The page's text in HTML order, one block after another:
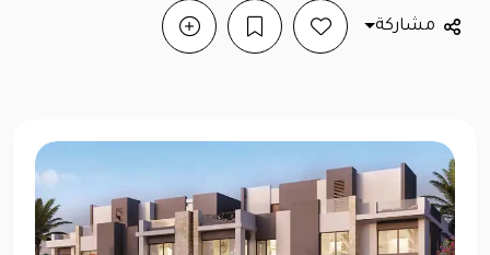
مشاركة